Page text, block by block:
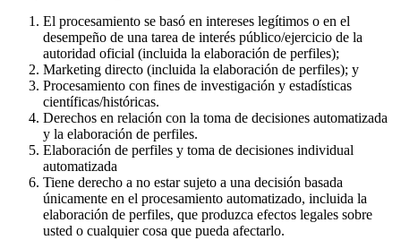
El procesamiento se basó en intereses legítimos o en el
desempeño de una tarea de interés público/ejercicio de la
autoridad oficial (incluida la elaboración de perfiles);
Marketing directo (incluida la elaboración de perfiles); y
Procesamiento con fines de investigación y estadísticas
científicas/históricas.
Derechos en relación con la toma de decisiones automatizada
y la elaboración de perfiles.
Elaboración de perfiles y toma de decisiones individual
automatizada
Tiene derecho a no estar sujeto a una decisión basada
únicamente en el procesamiento automatizado, incluida la
elaboración de perfiles, que produzca efectos legales sobre
usted o cualquier cosa que pueda afectarlo.